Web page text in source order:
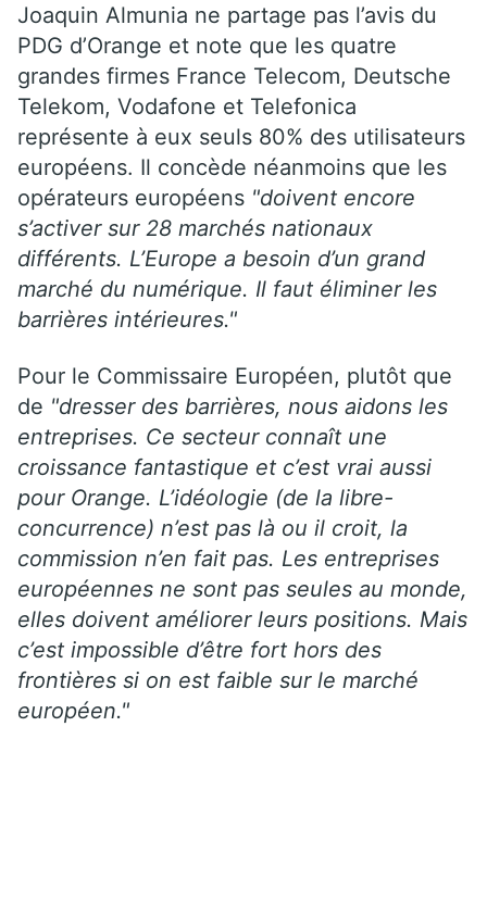
Joaquin Almunia ne partage pas l’avis du
PDG d’Orange et note que les quatre
grandes firmes France Telecom, Deutsche
Telekom, Vodafone et Telefonica
représente à eux seuls 80% des utilisateurs
européens. Il concède néanmoins que les
opérateurs européens "doivent encore
s’activer sur 28 marchés nationaux
différents. L’Europe a besoin d’un grand
marché du numérique. Il faut éliminer les
barrières intérieures."
Pour le Commissaire Européen, plutôt que
de "dresser des barrières, nous aidons les
entreprises. Ce secteur connaît une
croissance fantastique et c’est vrai aussi
pour Orange. L’idéologie (de la libre-
concurrence) n’est pas là ou il croit, la
commission n’en fait pas. Les entreprises
européennes ne sont pas seules au monde,
elles doivent améliorer leurs positions. Mais
c’est impossible d’être fort hors des
frontières si on est faible sur le marché
européen."